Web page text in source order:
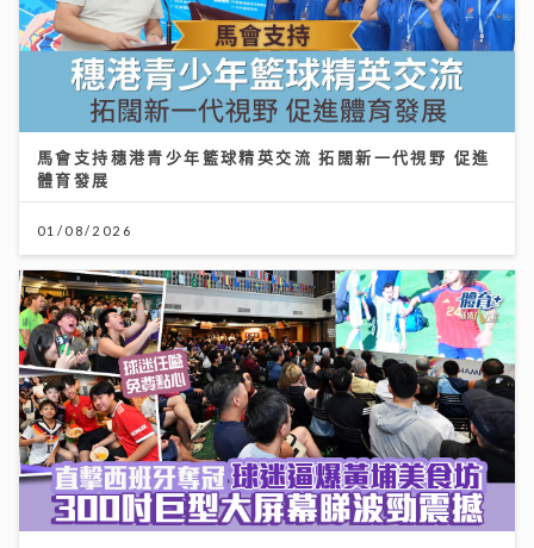
馬會支持穗港青少年籃球精英交流 拓闊新一代視野 促進
體育發展
01/08/2026